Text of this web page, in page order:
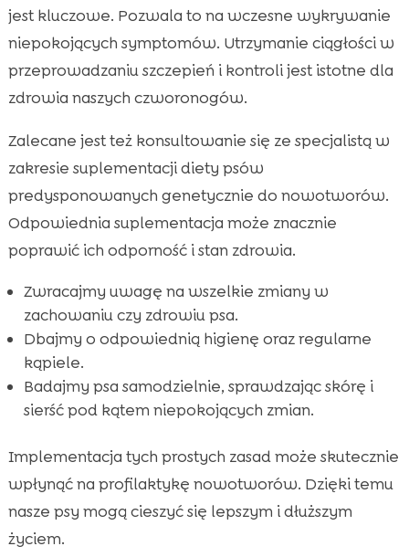
jest kluczowe. Pozwala to na wczesne wykrywanie
niepokojących symptomów. Utrzymanie ciągłości w
przeprowadzaniu szczepień i kontroli jest istotne dla
zdrowia naszych czworonogów.
Zalecane jest też konsultowanie się ze specjalistą w
zakresie suplementacji diety psów
predysponowanych genetycznie do nowotworów.
Odpowiednia suplementacja może znacznie
poprawić ich odporność i stan zdrowia.
Zwracajmy uwagę na wszelkie zmiany w
zachowaniu czy zdrowiu psa.
Dbajmy o odpowiednią higienę oraz regularne
kąpiele.
Badajmy psa samodzielnie, sprawdzając skórę i
sierść pod kątem niepokojących zmian.
Implementacja tych prostych zasad może skutecznie
wpłynąć na profilaktykę nowotworów. Dzięki temu
nasze psy mogą cieszyć się lepszym i dłuższym
życiem.